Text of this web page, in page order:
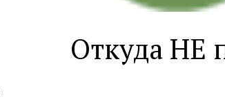
Откуда НЕ